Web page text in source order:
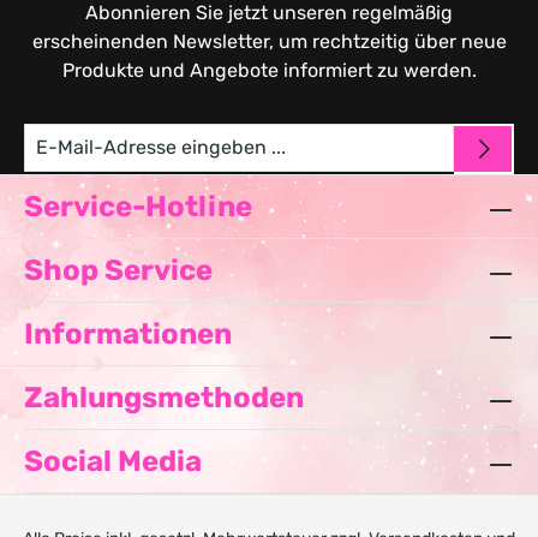
Abonnieren Sie jetzt unseren regelmäßig
erscheinenden Newsletter, um rechtzeitig über neue
Produkte und Angebote informiert zu werden.
Service-Hotline
Shop Service
Informationen
Zahlungsmethoden
Social Media